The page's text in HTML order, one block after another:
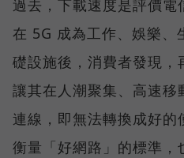
過去，下載速度是評價電
在 5G 成為工作、娛樂、
礎設施後，消費者發現
讓其在人潮聚集、高速移
連線，即無法轉換成好的
衡量「好網路」的標準，